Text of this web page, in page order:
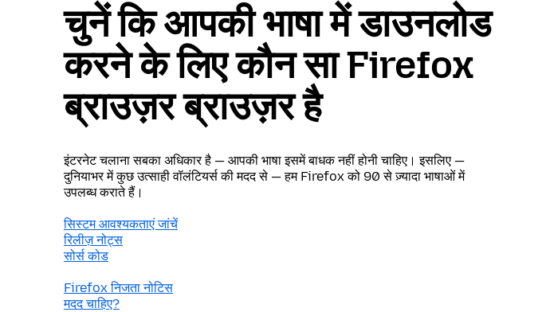
चुनें कि आपकी भाषा में डाउनलोड
करने के लिए कौन सा Firefox
ब्राउज़र ब्राउज़र है
इंटरनेट चलाना सबका अधिकार है — आपकी भाषा इसमें बाधक नहीं होनी चाहिए। इसलिए —
दुनियाभर में कुछ उत्साही वॉलंटियर्स की मदद से — हम Firefox को 90 से ज़्यादा भाषाओं में
उपलब्ध कराते हैं।
सिस्टम आवश्यकताएं जांचें
रिलीज़ नोट्स
सोर्स कोड
Firefox निजता नोटिस
मदद चाहिए?